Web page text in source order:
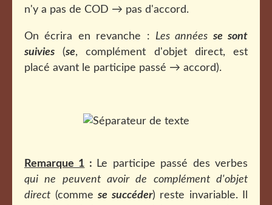
n'y a pas de COD → pas d'accord.
On écrira en revanche : Les années se sont
suivies (se, complément d'objet direct, est
placé avant le participe passé → accord).
Remarque 1 :
Le participe passé des verbes
qui ne peuvent avoir de complément d'objet
direct (comme se succéder) reste invariable. Il